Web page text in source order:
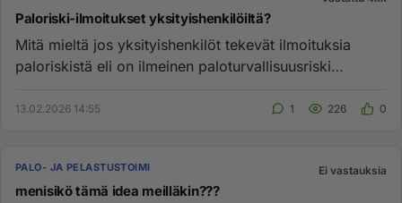
Paloriski-ilmoitukset yksityishenkilöiltä?
Mitä mieltä jos yksityishenkilöt tekevät ilmoituksia
paloriskistä eli on ilmeinen paloturvallisuusriski
13.02.2026 14:55 1 226 0
PALO- JA PELASTUSTOIMI Ei vastauksia
menisikö tämä idea meilläkin???